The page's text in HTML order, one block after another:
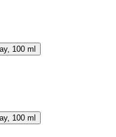
100 ml
100 ml